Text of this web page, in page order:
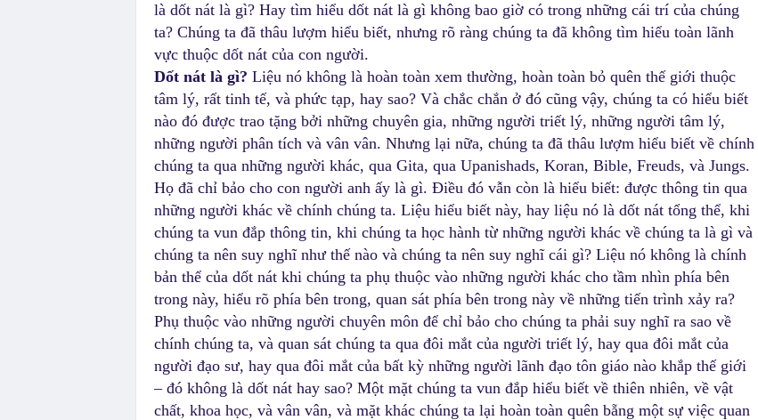
là dốt nát là gì? Hay tìm hiểu dốt nát là gì không bao giờ có trong những cái trí của chúng
ta? Chúng ta đã thâu lượm hiểu biết, nhưng rõ ràng chúng ta đã không tìm hiểu toàn lãnh
vực thuộc dốt nát của con người.
Dốt nát là gì? Liệu nó không là hoàn toàn xem thường, hoàn toàn bỏ quên thế giới thuộc
tâm lý, rất tinh tế, và phức tạp, hay sao? Và chắc chắn ở đó cũng vậy, chúng ta có hiểu biết
nào đó được trao tặng bởi những chuyên gia, những người triết lý, những người tâm lý,
những người phân tích và vân vân. Nhưng lại nữa, chúng ta đã thâu lượm hiểu biết về chính
chúng ta qua những người khác, qua Gita, qua Upanishads, Koran, Bible, Freuds, và Jungs.
Họ đã chỉ bảo cho con người anh ấy là gì. Điều đó vẫn còn là hiểu biết: được thông tin qua
những người khác về chính chúng ta. Liệu hiểu biết này, hay liệu nó là dốt nát tổng thể, khi
chúng ta vun đắp thông tin, khi chúng ta học hành từ những người khác về chúng ta là gì và
chúng ta nên suy nghĩ như thế nào và chúng ta nên suy nghĩ cái gì? Liệu nó không là chính
bản thể của dốt nát khi chúng ta phụ thuộc vào những người khác cho tầm nhìn phía bên
trong này, hiểu rõ phía bên trong, quan sát phía bên trong này về những tiến trình xảy ra?
Phụ thuộc vào những người chuyên môn để chỉ bảo cho chúng ta phải suy nghĩ ra sao về
chính chúng ta, và quan sát chúng ta qua đôi mắt của người triết lý, hay qua đôi mắt của
người đạo sư, hay qua đôi mắt của bất kỳ những người lãnh đạo tôn giáo nào khắp thế giới
– đó không là dốt nát hay sao? Một mặt chúng ta vun đắp hiểu biết về thiên nhiên, về vật
chất, khoa học, và vân vân, và mặt khác chúng ta lại hoàn toàn quên bẵng một sự việc quan